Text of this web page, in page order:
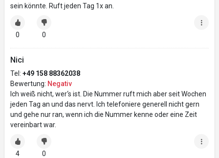
sein könnte. Ruft jeden Tag 1x an.
0 0
Nici
Tel: +49 158 88362038
Bewertung: Negativ
Ich weiß nicht, wer‘s ist. Die Nummer ruft mich aber seit Wochen
jeden Tag an und das nervt. Ich telefoniere generell nicht gern
und gehe nur ran, wenn ich die Nummer kenne oder eine Zeit
vereinbart war.
4 0